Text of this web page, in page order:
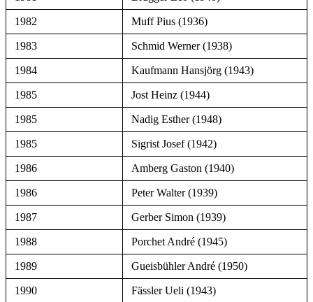
1982 Muff Pius (1936)
1983 Schmid Werner (1938)
1984 Kaufmann Hansjörg (1943)
1985 Jost Heinz (1944)
1985 Nadig Esther (1948)
1985 Sigrist Josef (1942)
1986 Amberg Gaston (1940)
1986 Peter Walter (1939)
1987 Gerber Simon (1939)
1988 Porchet André (1945)
1989 Gueisbühler André (1950)
1990 Fässler Ueli (1943)